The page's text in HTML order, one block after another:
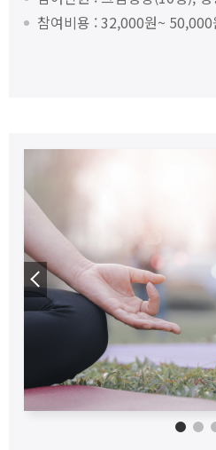
참여비용 : 32,000원~ 50,000
◀
1 2